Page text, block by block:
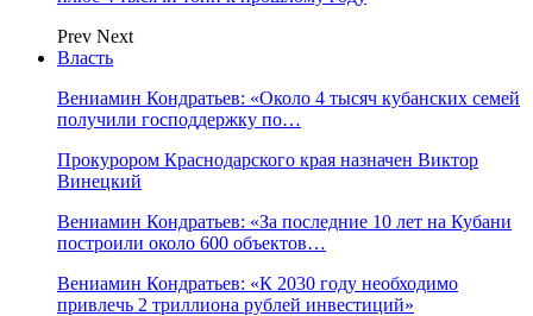
Prev Next
Власть
Вениамин Кондратьев: «Около 4 тысяч кубанских семей
получили господдержку по…
Прокурором Краснодарского края назначен Виктор
Винецкий
Вениамин Кондратьев: «За последние 10 лет на Кубани
построили около 600 объектов…
Вениамин Кондратьев: «К 2030 году необходимо
привлечь 2 триллиона рублей инвестиций»